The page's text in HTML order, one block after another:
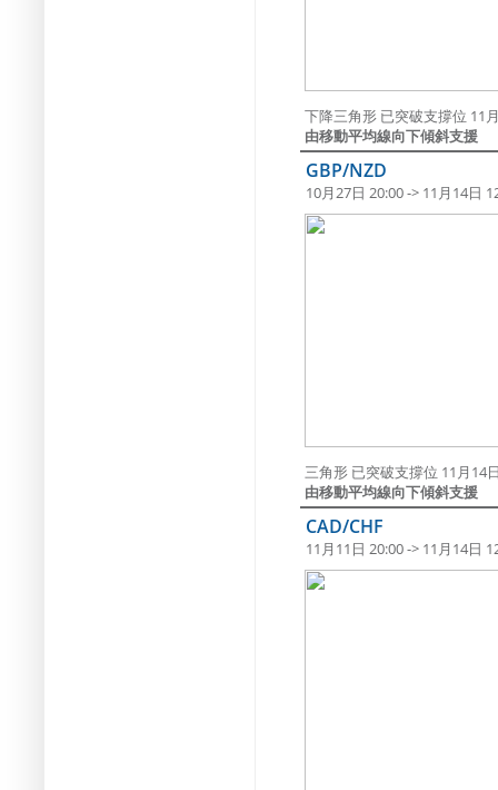
下降三角形 已突破支撐位 11
由移動平均線向下傾斜支援
GBP/NZD
10月27日 20:00 -> 11月14日
三角形 已突破支撐位 11月14
由移動平均線向下傾斜支援
CAD/CHF
11月11日 20:00 -> 11月14日